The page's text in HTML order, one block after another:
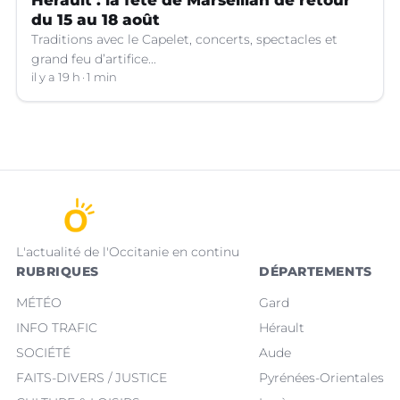
du 15 au 18 août
Traditions avec le Capelet, concerts, spectacles et
grand feu d’artifice...
il y a 19 h 1 min
L'actualité de l'Occitanie en continu
RUBRIQUES
MÉTÉO
INFO TRAFIC
SOCIÉTÉ
FAITS-DIVERS / JUSTICE
DÉPARTEMENTS
Gard
Hérault
Aude
Pyrénées-Orientales